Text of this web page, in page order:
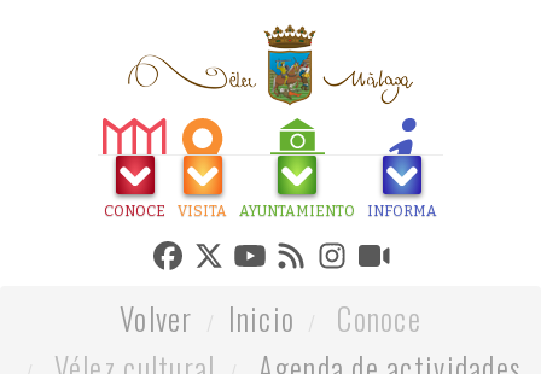
CONOCE VISITA AYUNTAMIENTO INFORMA
Volver Inicio
Conoce